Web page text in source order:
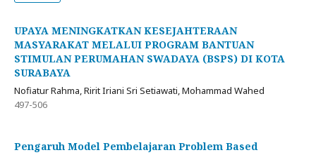
UPAYA MENINGKATKAN KESEJAHTERAAN
MASYARAKAT MELALUI PROGRAM BANTUAN
STIMULAN PERUMAHAN SWADAYA (BSPS) DI KOTA
SURABAYA
Nofiatur Rahma, Ririt Iriani Sri Setiawati, Mohammad Wahed
497-506
Pengaruh Model Pembelajaran Problem Based